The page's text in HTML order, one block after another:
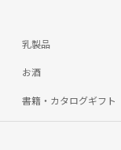
乳製品
お酒
書籍・カタログギフト